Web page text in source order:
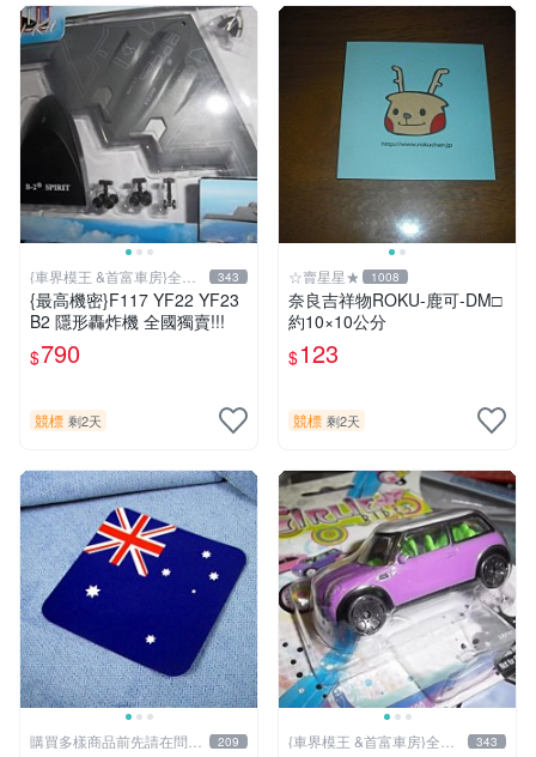
{車界模王 &首富車房}全國
最大 !
343
{最高機密}F117 YF22 YF23
B2 隱形轟炸機 全國獨賣!!!
$790
競標 剩2天
☆賣星星★ 1008
奈良吉祥物ROKU-鹿可-DM□
約10×10公分
$123
競標 剩2天
購買多樣商品前先請在問與 209 {車界模王 &首富車房}全國 343